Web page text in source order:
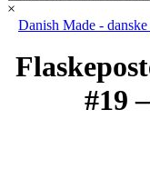
×
Danish Made -
#19